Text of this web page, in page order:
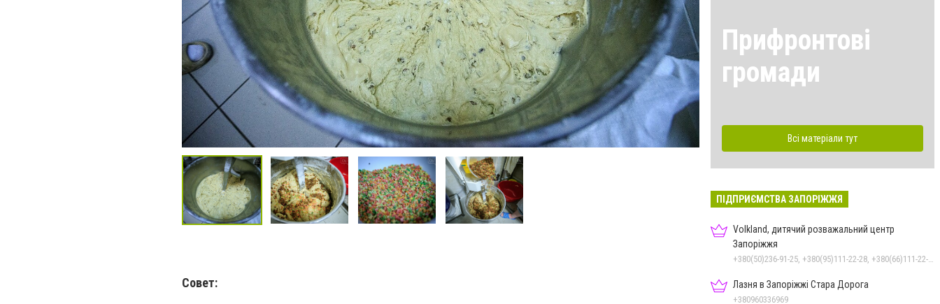
Совет:
Прифронтові
громади
Всі матеріали тут
ПІДПРИЄМСТВА ЗАПОРІЖЖЯ
Volkland, дитячий розважальний центр
Запоріжжя
Лазня в Запоріжжі Стара Дорога
+380960336969